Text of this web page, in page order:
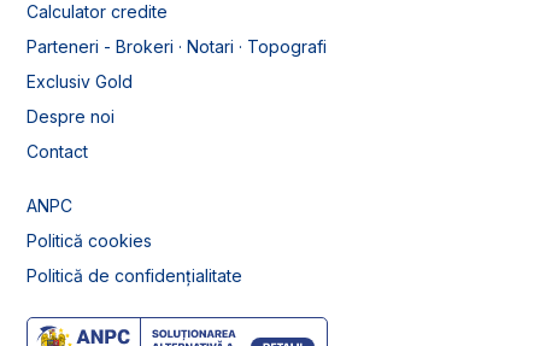
Calculator credite
Parteneri - Brokeri · Notari · Topografi
Exclusiv Gold
Despre noi
Contact
ANPC
Politică cookies
Politică de confidențialitate